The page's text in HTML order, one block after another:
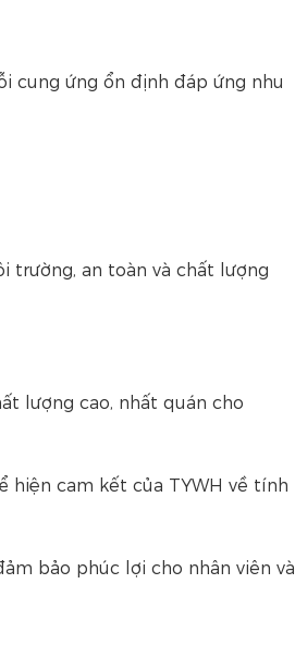
cung ứng ổn định đáp ứng nhu
trường, an toàn và chất lượng
lượng cao, nhất quán cho
hiện cam kết của TYWH về tính
bảo phúc lợi cho nhân viên và